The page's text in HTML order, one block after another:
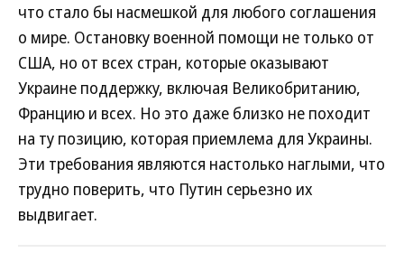
что стало бы насмешкой для любого соглашения
о мире. Остановку военной помощи не только от
США, но от всех стран, которые оказывают
Украине поддержку, включая Великобританию,
Францию и всех. Но это даже близко не походит
на ту позицию, которая приемлема для Украины.
Эти требования являются настолько наглыми, что
трудно поверить, что Путин серьезно их
выдвигает.